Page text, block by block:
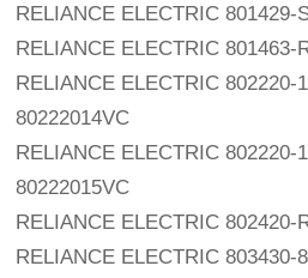
RELIANCE ELECTRIC 801429-
RELIANCE ELECTRIC 801463-
RELIANCE ELECTRIC 802220-
80222014VC
RELIANCE ELECTRIC 802220-
80222015VC
RELIANCE ELECTRIC 802420-
RELIANCE ELECTRIC 803430-